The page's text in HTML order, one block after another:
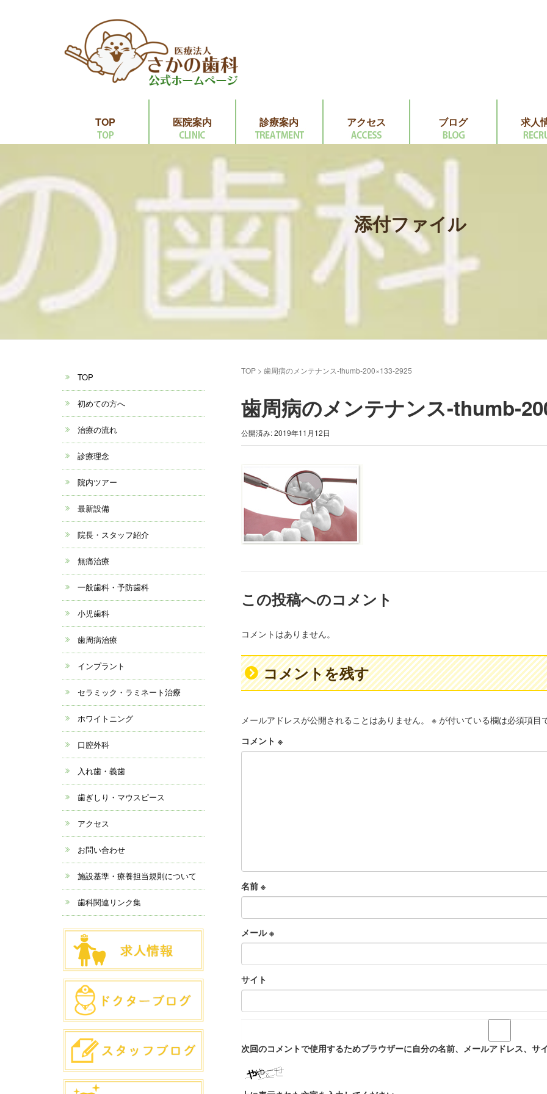
TOP 医院案内 診療案内 アクセス ブログ 求人
添付ファイル
TOP> 歯周病のメンテナンス-thumb-200×133-2925
歯周病のメンテナンス-thumb-
公開済み: 2019年11月12日
この投稿へのコメント
コメントはありません。
コメントを残す
メールアドレスが公開されることはありません。 ※が付いている欄は必須項目
コメント ※
名前 ※
メール※
サイト
次回のコメントで使用するためブラウザーに自分の名前、メールアドレス、サ
TOP
初めての方へ
治療の流れ
診療理念
院内ツアー
最新設備
院長・スタッフ紹介
無痛治療
一般歯科・予防歯科
小児歯科
歯周病治療
インプラント
セラミック・ラミネート治療
ホワイトニング
口腔外科
入れ歯・義歯
歯ぎしり・マウスピース
アクセス
お問い合わせ
施設基準・療養担当規則について
歯科関連リンク集